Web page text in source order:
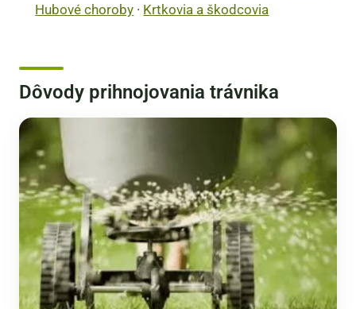
Hubové choroby · Krtkovia a škodcovia
Dôvody prihnojovania trávnika